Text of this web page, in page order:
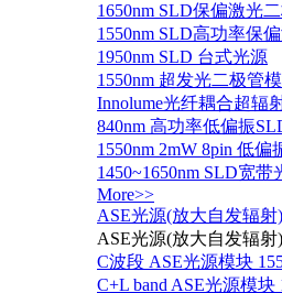
1650nm SLD保偏激光
1550nm SLD高功率保
1950nm SLD 台式光源
1550nm 超发光二极管
Innolume光纤耦合超辐
840nm 高功率低偏振
1550nm 2mW 8pin 低偏
1450~1650nm SLD宽带
More>>
ASE光源(放大自发辐射)
ASE光源(放大自发辐射)
C波段 ASE光源模块
C+L band ASE光源模块